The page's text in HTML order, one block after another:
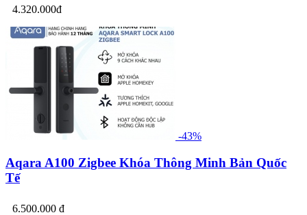
4.320.000đ
-43%
Aqara A100 Zigbee Khóa Thông Minh Bản Quốc
Tế
6.500.000 đ